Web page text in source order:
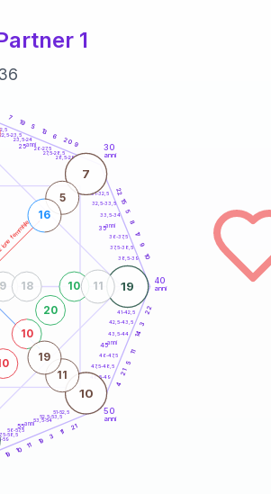
1
femminile
30
anni
40
anni
50
anni
22,5-23,5
23,5-24
26-27,5
27,5-28,5
28,5-29
31-32,5
32,5-33,5
33,5-34
36-37,5
37,5-38,5
38,5-39
41-42,5
42,5-43,5
43,5-44
46-47,5
47,5-48,5
48,5-49
51-52,5
52,5-53,5
53,5-54
56-57,5
58,5
59
7
19
5
13 6
20 9
22
15
5
8
17
9
10
22
3
14
11
5
21
4
21
11
3
19
11
10
19
19
7
10
10
20
10 11
9 18
5
16
11
19
25anni
35anni
45anni
55anni